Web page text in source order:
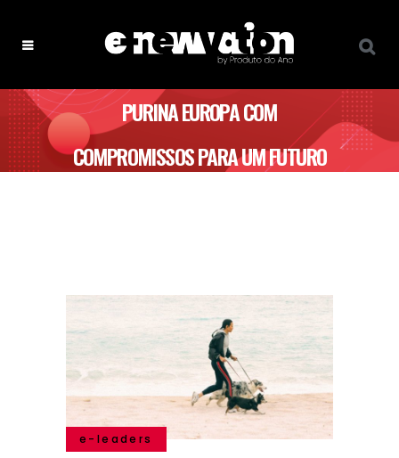
PURINA EUROPA COM
COMPROMISSOS PARA UM FUTURO
e-leaders